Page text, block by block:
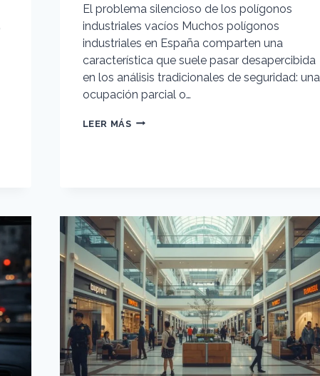
El problema silencioso de los polígonos
industriales vacíos Muchos polígonos
industriales en España comparten una
característica que suele pasar desapercibida
en los análisis tradicionales de seguridad: una
ocupación parcial o…
LEER MÁSPREVENCIÓN
OCUPACIÓN